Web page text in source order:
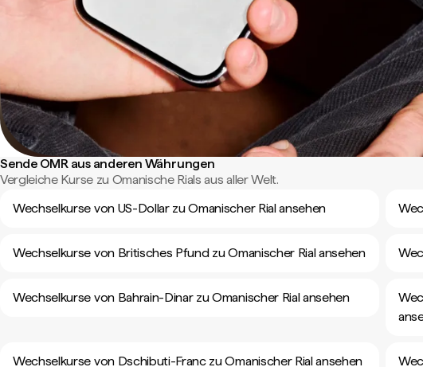
Sende OMR aus anderen Währungen
Vergleiche Kurse zu Omanische Rials aus aller Welt.
Wechselkurse von US-Dollar zu Omanischer Rial ansehen
Wechselkurse von Britisches Pfund zu Omanischer Rial ansehen
Wechselkurse von Bahrain-Dinar zu Omanischer Rial ansehen
Wechselkurse von Dschibuti-Franc zu Omanischer Rial ansehen